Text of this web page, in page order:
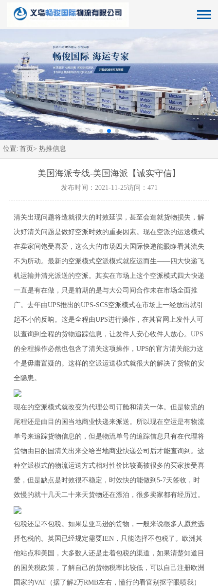
位置: 首页> 热推信息
美国海派专线-美国海派【诚实守信】
发布时间：2021-11-25访问：471
清关出现问题将造就很大的时效延误，甚至会造就货物损失，解
决好清关问题是做好空派时效的重要因素。现在空派的运送模式
在卖家间饱受喜爱，这么大的市场四大国际快递能眼睁看其流失
不为所动。最新的空派模式空派模式就应运而生——四大快递飞
机运输并清光派送的空派。其实在市场上这个空派模式四大快递
一直是有在做，只是前期的是与大公司间合作未在市场全面推
广。去年由UPS推出的UPS-SCS空派模式在市场上一经放出就引
起不小的反响。这是全程由UPS进行操作，在其官网上发件人可
以查询到全程的货物追踪信息，让发件人安心收件人放心。UPS
的全程操作必然也包含了清关这项操作，UPS的官方清关能力这
个是毋庸置疑的。这样的空派运送模式就很大的解决了货物的安
全隐患。
现在的空派模式就改变为代理公司订舱和清关一体。但是物流的
尾程还是由目的国当地商业快递来派送。所以现在空运是有物流
单号来追踪货物信息的，但是物流单号的追踪信息只有在代理将
货物由目的国清关出来交给当地商业快递公司后才能查询到。这
种空派模式的物流运送方式相对性价比较高被很多的买家接受喜
爱，但是缺点是时效很不稳定，时效快的能做到5-7天签收，时
效慢的就十几天二十来天货物还在漂泊，很多卖家都有经历过。
包税还是不包税。如果是亚马逊的货物，一般来说很多人愿意选
择包税的。英国已经规定需要IEN，只能选择不包税了。欧洲其
他站点和美国，大多数人还是走着包税的渠道，如果清楚知道目
的国关税政策，了解自己的货物税率比较低，可以自己注册欧洲
国家的VAT（据了解2万RMB左右，懂行的看官别抠字眼喷我）